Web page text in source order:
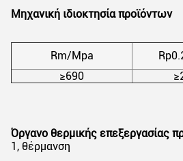
Μηχανική ιδιοκτησία προϊόντων
Rm/Mpa
≥690
Όργανο θερμικής επεξεργασίας
1, θέρμανση